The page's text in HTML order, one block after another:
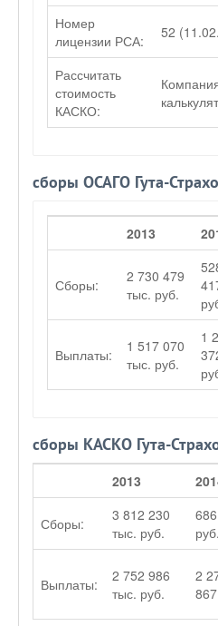
Номер
лицензии РСА:
52
Рассчитать
стоимость
КАСКО:
сборы ОСАГО Гута-
2013
Сборы:
2 730 479
тыс. руб.
Выплаты:
1 517 070
тыс. руб.
1
сборы КАСКО Гута-
2013
Сборы:
3 812 230
тыс. руб.
руб.
Выплаты:
2 752 986
тыс. руб.
2